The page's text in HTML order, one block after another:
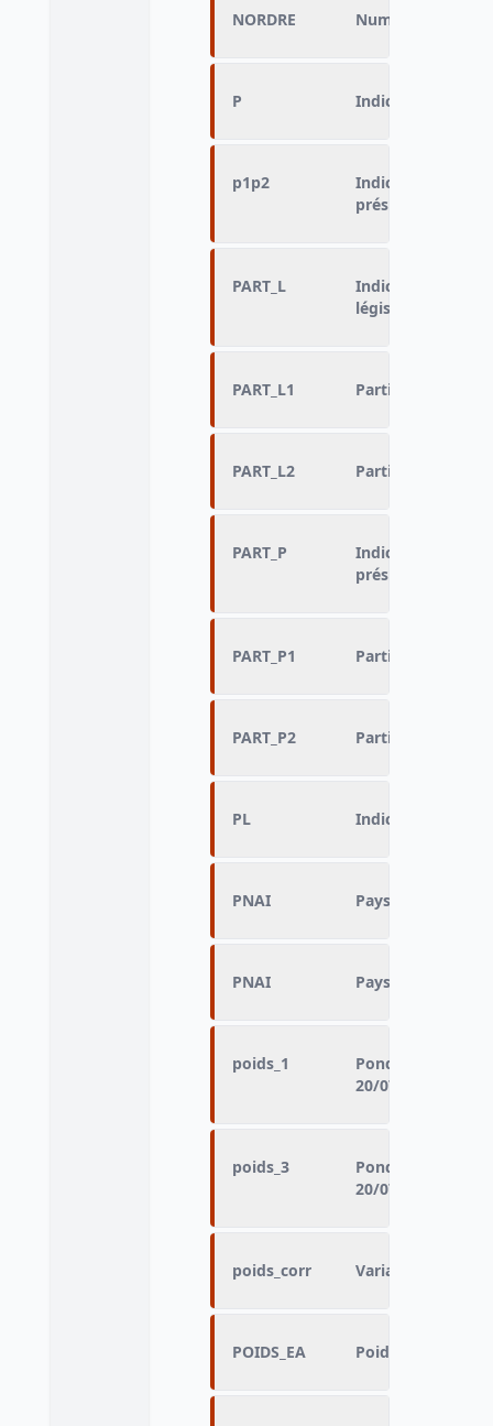
NORDRE Numéro d’ordre
P Indicateur de
p1p2
Indicateur de
présidentielles :
PART_L
Indicateur
législatives :
PART_L1 Participation au
PART_L2 Participation au
PART_P
Indicateur
présidentielles :
PART_P1 Participation au
PART_P2 Participation au
PL Indicateur de
PNAI Pays de
PNAI Pays de
poids_1
Pondération à
20/07/2012)
poids_3
Pondération à
20/07/2012)
poids_corr Variable sans
POIDS_EA Poids dans l’EAR